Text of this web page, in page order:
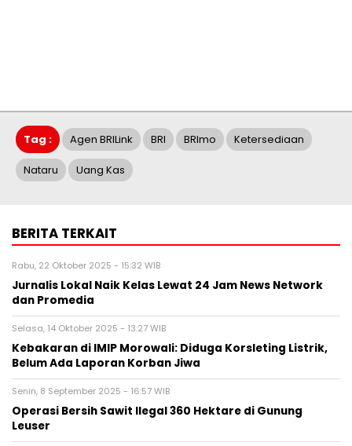
Tag : Agen BRILink BRI BRImo Ketersediaan
Nataru Uang Kas
BERITA TERKAIT
Rabu, 22 Oktober 2025 - 15:32 WIB
Jurnalis Lokal Naik Kelas Lewat 24 Jam News Network
dan Promedia
Selasa, 14 Oktober 2025 - 13:27 WIB
Kebakaran di IMIP Morowali: Diduga Korsleting Listrik,
Belum Ada Laporan Korban Jiwa
Senin, 8 September 2025 - 16:57 WIB
Operasi Bersih Sawit Ilegal 360 Hektare di Gunung
Leuser